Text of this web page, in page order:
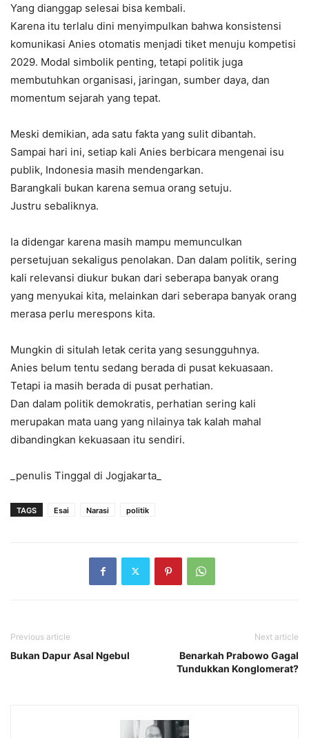
Yang dianggap selesai bisa kembali.
Karena itu terlalu dini menyimpulkan bahwa konsistensi
komunikasi Anies otomatis menjadi tiket menuju kompetisi
2029. Modal simbolik penting, tetapi politik juga
membutuhkan organisasi, jaringan, sumber daya, dan
momentum sejarah yang tepat.
Meski demikian, ada satu fakta yang sulit dibantah.
Sampai hari ini, setiap kali Anies berbicara mengenai isu
publik, Indonesia masih mendengarkan.
Barangkali bukan karena semua orang setuju.
Justru sebaliknya.
Ia didengar karena masih mampu memunculkan
persetujuan sekaligus penolakan. Dan dalam politik, sering
kali relevansi diukur bukan dari seberapa banyak orang
yang menyukai kita, melainkan dari seberapa banyak orang
merasa perlu merespons kita.
Mungkin di situlah letak cerita yang sesungguhnya.
Anies belum tentu sedang berada di pusat kekuasaan.
Tetapi ia masih berada di pusat perhatian.
Dan dalam politik demokratis, perhatian sering kali
merupakan mata uang yang nilainya tak kalah mahal
dibandingkan kekuasaan itu sendiri.
_penulis Tinggal di Jogjakarta_
TAGS Esai Narasi politik
Previous article
Bukan Dapur Asal Ngebul
Next article
Benarkah Prabowo Gagal
Tundukkan Konglomerat?